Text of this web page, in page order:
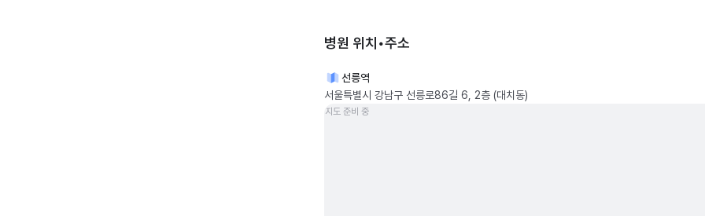
병원 위치•주소
선릉역
서울특별시 강남구 선릉로86길 6, 2층 (대치동)
지도 준비 중